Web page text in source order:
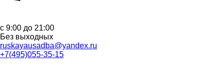
с 9:00 до 21:00
Без выходных
ruskayausadba@yandex.ru
+7(495)055-35-15